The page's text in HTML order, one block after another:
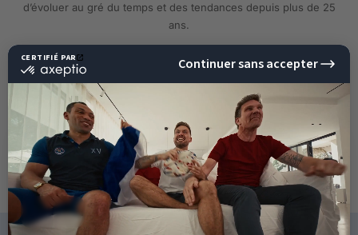
d’évoluer au gré du temps et des tendances depuis plus de 25
ans.
10%DE RÉDUCTION
SUR VOTRE PROCHAINE
COMMANDE !